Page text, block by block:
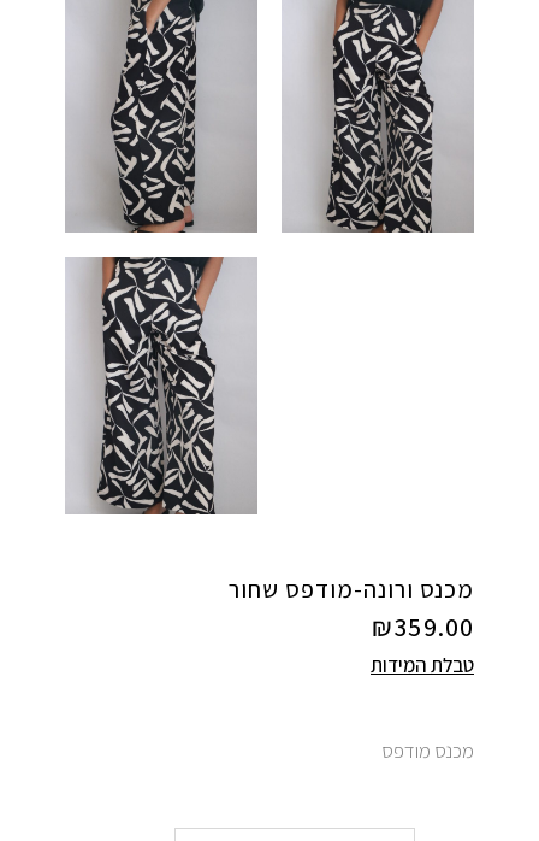
מכנס ורונה-מודפס שחור
₪359.00
טבלת המידות
מכנס מודפס